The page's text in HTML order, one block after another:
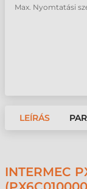
Max. Nyomtatási
LEÍRÁS
INTERMEC